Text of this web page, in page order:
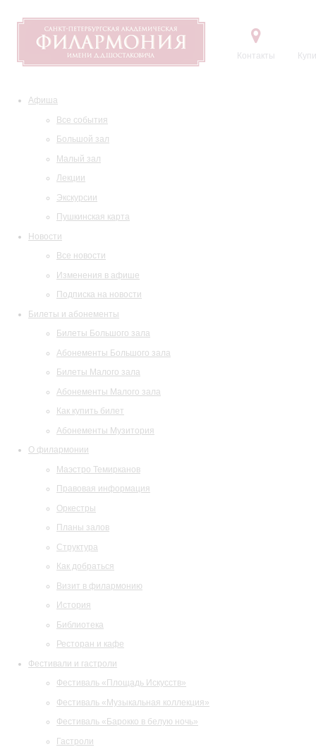
Контакты
Афиша
Все события
Большой зал
Малый зал
Лекции
Экскурсии
Пушкинская карта
Новости
Все новости
Изменения в афише
Подписка на новости
Билеты и абонементы
Билеты Большого зала
Абонементы Большого зала
Билеты Малого зала
Абонементы Малого зала
Как купить билет
Абонементы Музитория
О филармонии
Маэстро Темирканов
Правовая информация
Оркестры
Планы залов
Структура
Как добраться
Визит в филармонию
История
Библиотека
Ресторан и кафе
Фестивали и гастроли
Фестиваль «Площадь Искусств»
Фестиваль «Музыкальная коллекция»
Фестиваль «Барокко в белую ночь»
Гастроли